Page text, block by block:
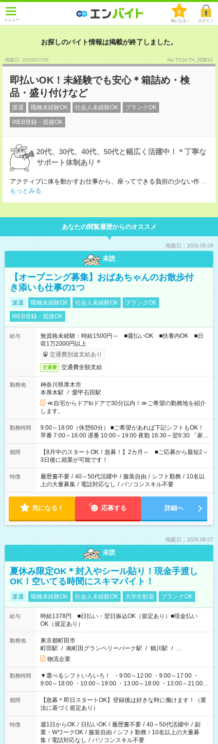
メニュー
0
気になる！ ログイン
お探しのバイト情報は掲載が終了しました。
掲載日 :2026/07/05 No.TSSKTH_関東91
即払いOK！未経験でも安心＊箱詰め・検
品・盛り付けなど
派遣 職種未経験OK 社会人未経験OK ブランクOK
WEB登録・面接OK
20代、30代、40代、50代と幅広く活躍中！＊丁寧な
サポート体制あり＊
アクティブに体を動かすお仕事から、座ってできる負担の少ない作 ...
もっとみる
あなたの閲覧履歴からのオススメ
掲載日：2026.08.09
未読
【オープニング募集】おばあちゃんのお散歩付
き添いも仕事の1つ
派遣 職種未経験OK 社会人未経験OK
ブランクOK
WEB登録・面接OK
給与
無資格未経験：時給1500円～ ■週払いOK ■扶養内OK ■日
収1万2000円以上
交通費別途支給あり
交通費 交通費全額支給
勤務地
神奈川県厚木市
本厚木駅 / 愛甲石田駅
≪自宅からドアtoドアで30分以内！≫ご希望の勤務地を紹介
します。
勤務時間
9:00～18:00（休憩60分） ■ご希望があれば下記シフトもOK！
早番 7:00～16:00 遅番 10:00～19:00 夜勤 16:30～翌9:30 「家族
と休みを合わせたい」 「余裕を持って夕飯の準備がしたい」
「できれば残業はしたくない」 など、ご希望を教えてください
ね。 ※Wワーク希望の方へ 今ご覧のお仕事で希望する勤務時間
と、もう1つのお仕事の勤務時間。 合計で週40時間を超える場
合は応募できません。
期間
【8月中のスタートOK！急募！】2カ月～ ■ご応募から最短2～
3日後に就業が可能です！
特徴 履歴書不要 / 40～50代活躍中 / 服装自由 / シフト勤務 / 10名以
上の大量募集 / 電話対応なし / パソコンスキル不要
気になる！ 応募する 詳細へ
掲載日：2026.08.07
未読
夏休み限定OK＊封入やシール貼り！現金手渡し
OK！空いてる時間にスキマバイト！
派遣 職種未経験OK 社会人未経験OK 大学生歓迎 ブランクOK
給与
時給1378円 ■日払い・翌日振込OK（規定あり）■現金払い
OK（規定あり）
勤務地
東京都町田市
町田駅 / 南町田グランベリーパーク駅 / 鶴川駅 / …
物流企業
勤務時間
▼選べるシフトいろいろ！ ・9:00～12:00 ・9:00～17:00 ・
9:00～18:00 ・10:00～19:00 ・13:00～18:00 ・13:00～21:00
・22:00～翌6:00 など 上記以外の時間で相談可能なお仕事も！
あなたの希望を教えてください！
期間
【急募＊即日スタートOK】登録後は好きな時に働けます！（業
法に基づく規定あり）
特徴 週1日からOK / 日払いOK / 履歴書不要 / 40～50代活躍中 / 副
業・WワークOK / 服装自由 / シフト勤務 / 10名以上の大量募
集 / 電話対応なし / パソコンスキル不要